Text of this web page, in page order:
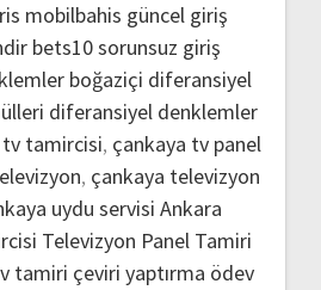
mobilbahis güncel giriş
bets10 sorunsuz giriş
boğaziçi diferansiyel
diferansiyel denklemler
tamircisi, çankaya tv panel
, çankaya televizyon
uydu servisi Ankara
Televizyon Panel Tamiri
tamiri çeviri yaptırma ödev